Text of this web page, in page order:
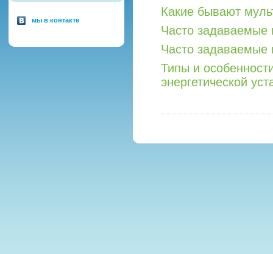
мы в контакте
Какие бывают
Часто задаваемые
Часто задаваемые
Типы и
энергетической